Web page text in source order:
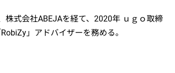
式会社ABEJAを経て、2020年 ｕｇｏ取締
」アドバイザーを務める。